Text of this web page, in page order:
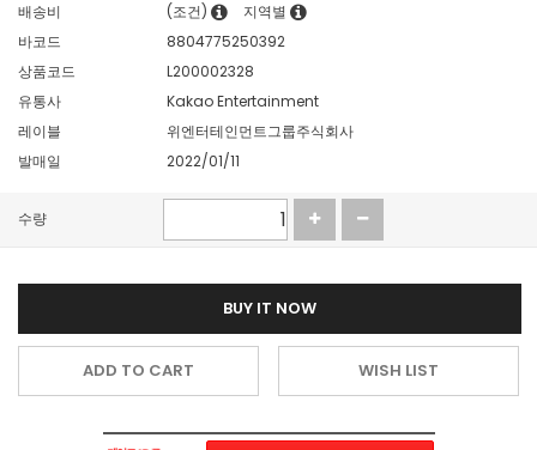
배송비
(조건)
지역별
바코드
8804775250392
상품코드
L200002328
유통사
Kakao Entertainment
레이블
위엔터테인먼트그룹주식회사
발매일
2022/01/11
수량
BUY IT NOW
ADD TO CART WISH LIST